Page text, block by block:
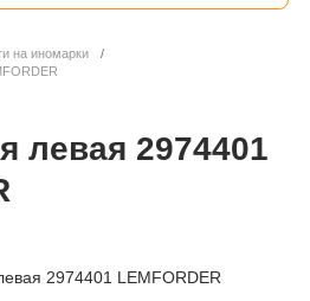
на иномарки
левая 2974401